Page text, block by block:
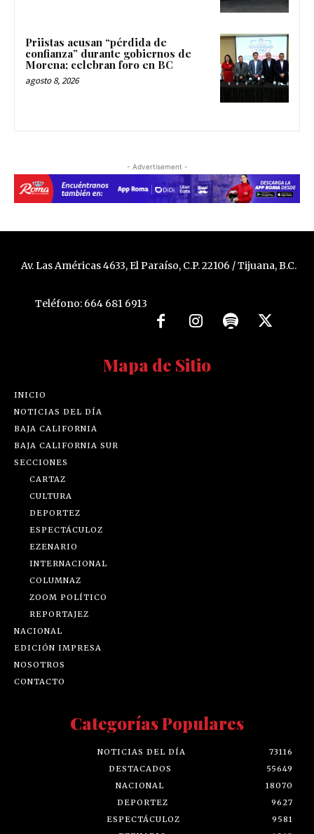
Priistas acusan “pérdida de
confianza” durante gobiernos de
Morena; celebran foro en BC
agosto 8, 2026
- Advertisement -
Av. Las Américas 4633, El Paraíso, C.P. 22106 / Tijuana, B.C.
Teléfono: 664 681 6913
Mapa de Sitio
INICIO
NOTICIAS DEL DÍA
BAJA CALIFORNIA
BAJA CALIFORNIA SUR
SECCIONES
CARTAZ
CULTURA
DEPORTEZ
ESPECTÁCULOZ
EZENARIO
INTERNACIONAL
COLUMNAZ
ZOOM POLÍTICO
REPORTAJEZ
NACIONAL
EDICIÓN IMPRESA
NOSOTROS
CONTACTO
Categorías Populares
NOTICIAS DEL DÍA
73116
DESTACADOS
55649
NACIONAL
18070
DEPORTEZ
9627
ESPECTÁCULOZ
9581